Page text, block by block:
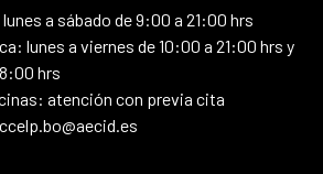
a sábado de 9:00 a 21:00 hrs
lunes a viernes de 10:00 a 21:00 hrs y
hrs
atención con previa cita